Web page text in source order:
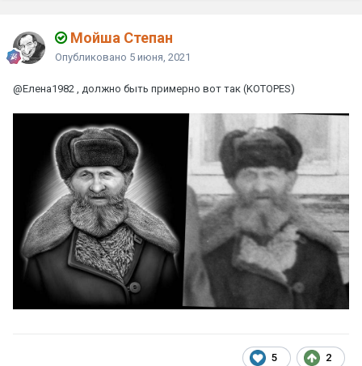
Мойша Степан
Опубликовано 5 июня, 2021
@Елена1982 , должно быть примерно вот так (KOTOPES)
5 2